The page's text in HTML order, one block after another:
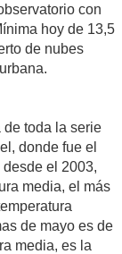
con
hoy de 13,5
de nubes
de toda la serie
donde fue el
el 2003,
media, el más
de mayo es de
media, es la